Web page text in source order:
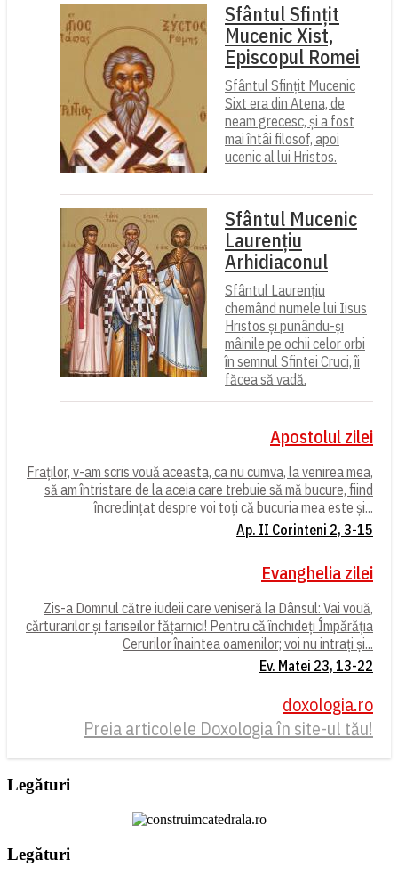
Sfântul Sfințit
Mucenic Xist,
Episcopul Romei
Sfântul Sfințit Mucenic
Sixt era din Atena, de
neam grecesc, și a fost
mai întâi filosof, apoi
ucenic al lui Hristos.
Sfântul Mucenic
Laurențiu
Arhidiaconul
Sfântul Laurențiu
chemând numele lui Iisus
Hristos și punându-și
mâinile pe ochii celor orbi
în semnul Sfintei Cruci, îi
făcea să vadă.
Apostolul zilei
Fraților, v-am scris vouă aceasta, ca nu cumva, la venirea mea,
să am întristare de la aceia care trebuie să mă bucure, fiind
încredințat despre voi toți că bucuria mea este și...
Ap. II Corinteni 2, 3-15
Evanghelia zilei
Zis-a Domnul către iudeii care veniseră la Dânsul: Vai vouă,
cărturarilor și fariseilor fățarnici! Pentru că închideți Împărăția
Cerurilor înaintea oamenilor; voi nu intrați și...
Ev. Matei 23, 13-22
doxologia.ro
Preia articolele Doxologia în site-ul tău!
Legături
Legături